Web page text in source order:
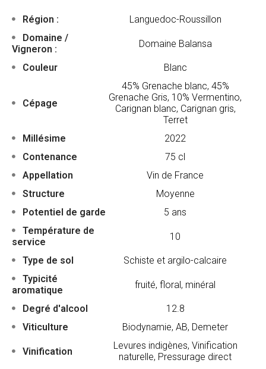
Région :
Languedoc-Roussillon
Domaine /
Vigneron :
Domaine Balansa
Couleur Blanc
Cépage
45% Grenache blanc, 45%
Grenache Gris, 10% Vermentino,
Carignan blanc, Carignan gris,
Terret
Millésime
2022
Contenance
75 cl
Appellation
Vin de France
Structure
Moyenne
Potentiel de garde
5 ans
Température de
service
10
Type de sol
Schiste et argilo-calcaire
Typicité
aromatique
fruité, floral, minéral
Degré d'alcool
12.8
Viticulture
Biodynamie, AB, Demeter
Vinification
Levures indigènes, Vinification
naturelle, Pressurage direct